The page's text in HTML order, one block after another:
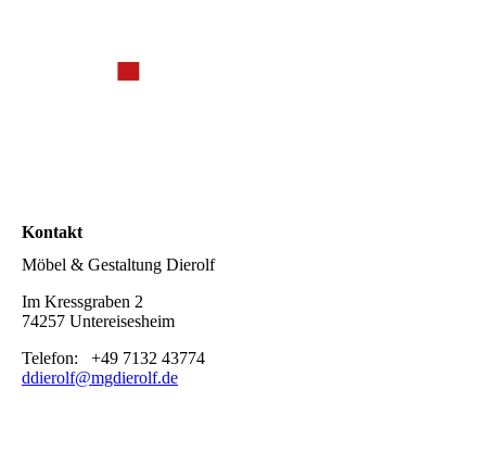
Kontakt
Möbel & Gestaltung Dierolf
Im Kressgraben 2
74257 Untereisesheim
Telefon: +49 7132 43774
ddierolf@mgdierolf.de